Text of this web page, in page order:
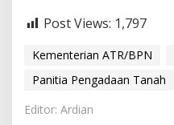
Post Views: 1,797
Kementerian ATR/BPN
Panitia Pengadaan Tanah
Editor: Ardian